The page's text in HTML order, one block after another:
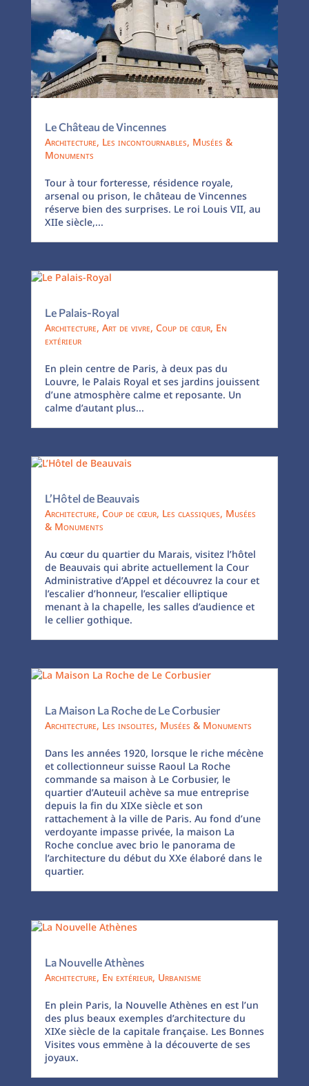
Le Château de Vincennes
Architecture, Les incontournables, Musées &
Monuments
Tour à tour forteresse, résidence royale,
arsenal ou prison, le château de Vincennes
réserve bien des surprises. Le roi Louis VII, au
XIIe siècle,...
Le Palais-Royal
Architecture, Art de vivre, Coup de cœur, En
extérieur
En plein centre de Paris, à deux pas du
Louvre, le Palais Royal et ses jardins jouissent
d’une atmosphère calme et reposante. Un
calme d’autant plus...
L’Hôtel de Beauvais
Architecture, Coup de cœur, Les classiques, Musées
& Monuments
Au cœur du quartier du Marais, visitez l’hôtel
de Beauvais qui abrite actuellement la Cour
Administrative d’Appel et découvrez la cour et
l’escalier d’honneur, l’escalier elliptique
menant à la chapelle, les salles d’audience et
le cellier gothique.
La Maison La Roche de Le Corbusier
Architecture, Les insolites, Musées & Monuments
Dans les années 1920, lorsque le riche mécène
et collectionneur suisse Raoul La Roche
commande sa maison à Le Corbusier, le
quartier d’Auteuil achève sa mue entreprise
depuis la fin du XIXe siècle et son
rattachement à la ville de Paris. Au fond d’une
verdoyante impasse privée, la maison La
Roche conclue avec brio le panorama de
l’architecture du début du XXe élaboré dans le
quartier.
La Nouvelle Athènes
Architecture, En extérieur, Urbanisme
En plein Paris, la Nouvelle Athènes en est l’un
des plus beaux exemples d’architecture du
XIXe siècle de la capitale française. Les Bonnes
Visites vous emmène à la découverte de ses
joyaux.